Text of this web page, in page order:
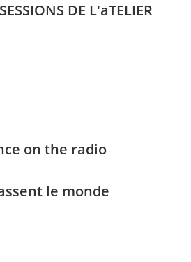
DE L'aTELIER
on the radio
le monde